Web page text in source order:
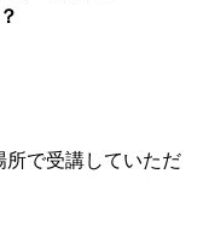
所で受講していただ